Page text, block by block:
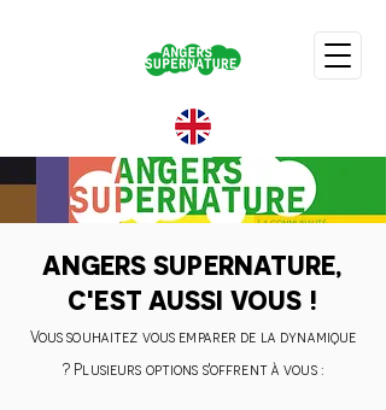
ANGERS SUPERNATURE,
C'EST AUSSI VOUS !
Vous souhaitez vous emparer de la dynamique
? Plusieurs options s'offrent à vous :